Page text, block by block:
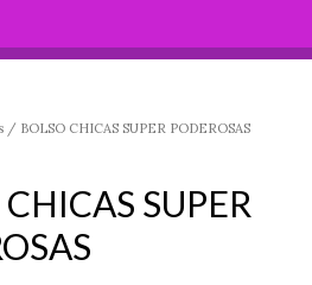
/ BOLSO CHICAS SUPER PODEROSAS
SUPER